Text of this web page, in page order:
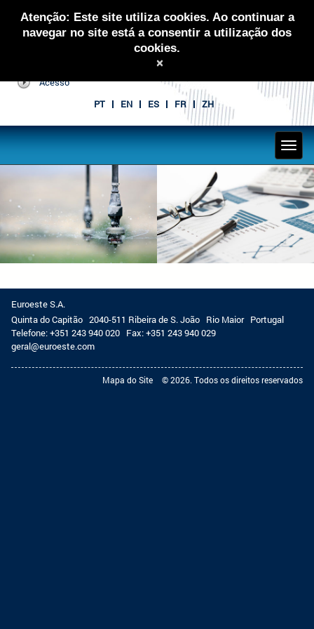
Acesso
PT
EN ES FR ZH
Euroeste S.A.
Quinta do Capitão 2040-511 Ribeira de S. João Rio Maior Portugal
Telefone:+351 243 940 020 Fax:+351 243 940 029
geral@euroeste.com
Mapa do Site © 2026. Todos os direitos reservados
Atenção: Este site utiliza cookies. Ao continuar a
navegar no site está a consentir a utilização dos
cookies.
×